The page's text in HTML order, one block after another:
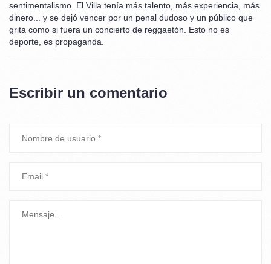
sentimentalismo. El Villa tenía más talento, más experiencia, más
dinero... y se dejó vencer por un penal dudoso y un público que
grita como si fuera un concierto de reggaetón. Esto no es
deporte, es propaganda.
Escribir un comentario